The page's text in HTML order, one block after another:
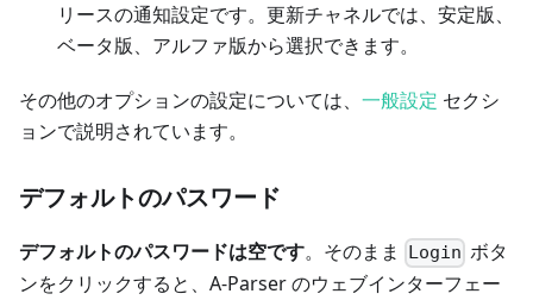
リースの通知設定です。更新チャネルでは、安定版、
ベータ版、アルファ版から選択できます。
その他のオプションの設定については、 一般設定 セクシ
ョンで説明されています。
デフォルトのパスワード
デフォルトのパスワードは空です。そのまま Login ボタ
ンをクリックすると、A-Parser のウェブインターフェー